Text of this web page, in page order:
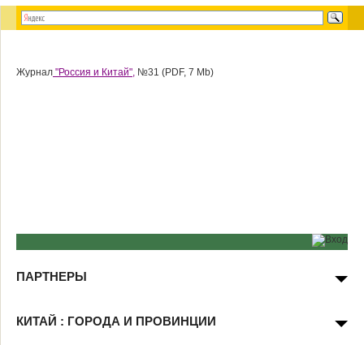
Журнал "Россия и Китай", №31 (PDF, 7 Mb)
ПАРТНЕРЫ
КИТАЙ : ГОРОДА И ПРОВИНЦИИ